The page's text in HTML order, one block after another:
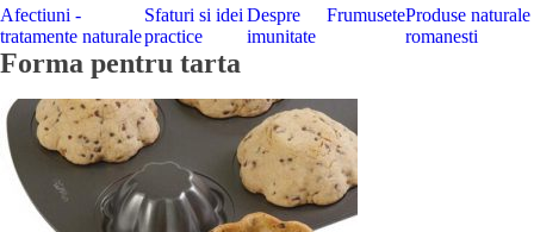
Afectiuni -
tratamente naturale
Sfaturi si idei
practice
Despre
imunitate
FrumuseteProduse naturale
romanesti
Forma pentru tarta